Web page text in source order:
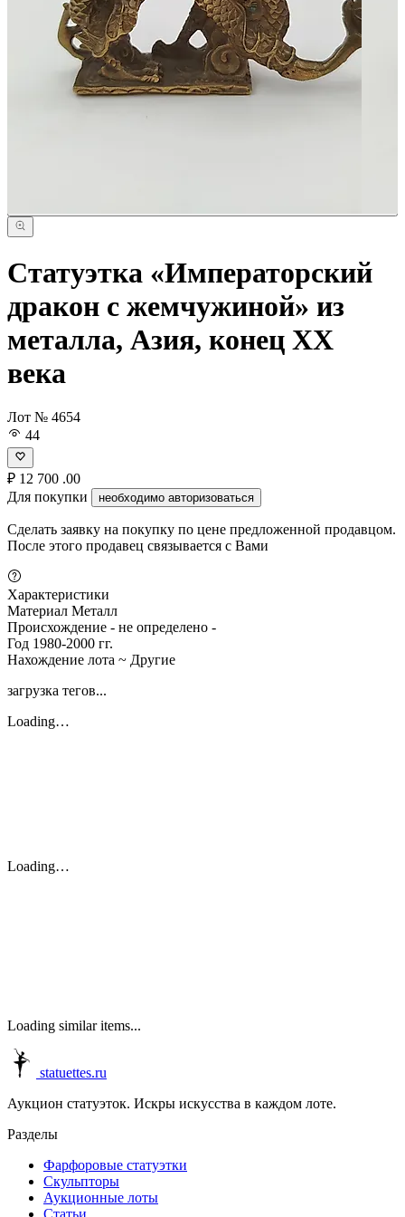
Статуэтка «Императорский
дракон с жемчужиной» из
металла, Азия, конец XX
века
Лот № 4654
44
₽ 12 700 .00
Для покупки
необходимо авторизоваться
Сделать заявку на покупку по цене предложенной продавцом.
После этого продавец связывается с Вами
Характеристики
Материал Металл
Происхождение - не определено -
Год 1980-2000 гг.
Нахождение лота ~ Другие
загрузка тегов...
Loading…
Loading…
Loading similar items...
statuettes.ru
Аукцион статуэток. Искры искусства в каждом лоте.
Разделы
Фарфоровые статуэтки
Скульпторы
Аукционные лоты
Статьи